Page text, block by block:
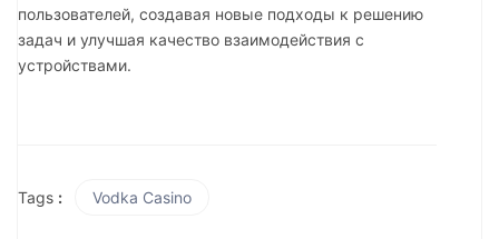
пользователей, создавая новые подходы к решению
задач и улучшая качество взаимодействия с
устройствами.
Tags : Vodka Casino